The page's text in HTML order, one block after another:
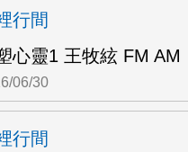
行間
心靈1 王牧絃 FM AM
06/30
行間